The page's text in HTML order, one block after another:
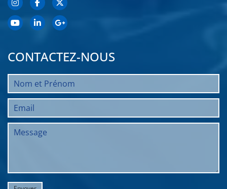
CONTACTEZ-NOUS